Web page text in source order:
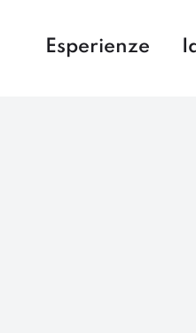
Esperienze